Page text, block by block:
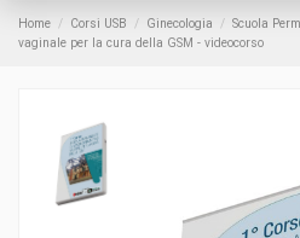
Home Corsi USB Ginecologia
Scuola
vaginale per la cura della GSM - videocorso